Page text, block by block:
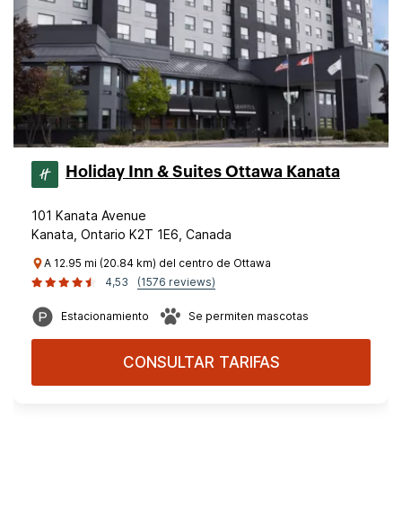
Holiday Inn & Suites Ottawa Kanata
101 Kanata Avenue
Kanata, Ontario K2T 1E6, Canada
A 12.95 mi (20.84 km) del centro de Ottawa
4,53
(1576 reviews)
Estacionamiento Se permiten mascotas
CONSULTAR TARIFAS